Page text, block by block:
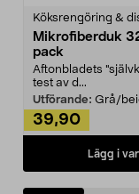
Köksrengöring &
Mikrofiberduk
pack
Aftonbladets
test av d...
Utförande: Grå/
39,90
Lägg i